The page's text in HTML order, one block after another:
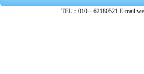
TEL：010—62180521 E-